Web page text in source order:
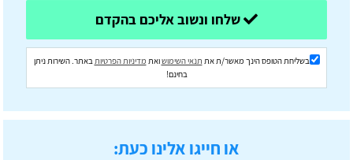
בשליחת הטופס הינך מאשר/ת את תנאי השימושואת מדיניות הפרטיות באתר. השירות ניתן
בחינם!
או חייגו אלינו כעת: